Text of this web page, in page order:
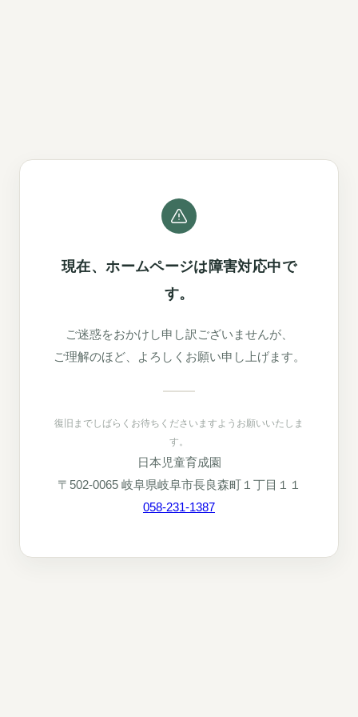
現在、ホームページは障害対応中で
す。
ご迷惑をおかけし申し訳ございませんが、
ご理解のほど、よろしくお願い申し上げます。
復旧までしばらくお待ちくださいますようお願いいたしま
す。
日本児童育成園
〒502-0065 岐阜県岐阜市長良森町１丁目１１
058-231-1387